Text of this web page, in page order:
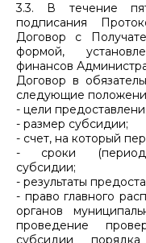
3.3. В течение
подписания
Договор с
формой,
финансов
Договор в
следующие
- цели
- размер субсидии;
- счет, на который
- сроки
субсидии;
- результаты
- право главного
органов
проведение